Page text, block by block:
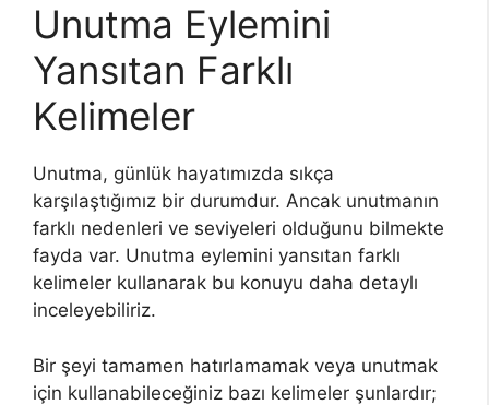
Unutma Eylemini
Yansıtan Farklı
Kelimeler
Unutma, günlük hayatımızda sıkça
karşılaştığımız bir durumdur. Ancak unutmanın
farklı nedenleri ve seviyeleri olduğunu bilmekte
fayda var. Unutma eylemini yansıtan farklı
kelimeler kullanarak bu konuyu daha detaylı
inceleyebiliriz.
Bir şeyi tamamen hatırlamamak veya unutmak
için kullanabileceğiniz bazı kelimeler şunlardır;